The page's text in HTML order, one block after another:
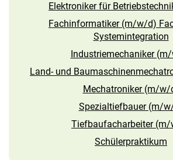
Elektroniker für
Fachinformatiker (m/w/d)
Systemintegration
Industriemechaniker
Land- und
Mechatroniker (m/w/
Spezialtiefbauer (m/
Tiefbaufacharbeiter
Schülerpraktikum